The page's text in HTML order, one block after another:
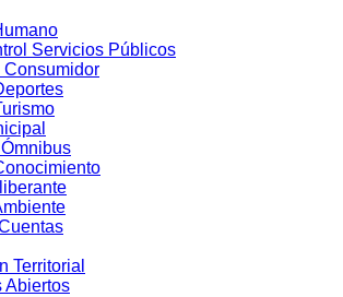
Servicios Públicos
Consumidor
Territorial
Abiertos